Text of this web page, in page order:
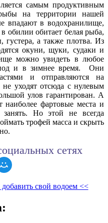
самым продуктивным
на территории нашей
впадают в водохранилище,
обилии обитает белая рыба,
густера, а также плотва. Из
окуни, щуки, судаки и
можно увидеть в любое
и в зимнее время. Они
и отправляются на
уходят отсюда с нулевым
улов гарантирован. А
фартовые места и
Но этой не всегда
трофей масса и скрыть
сетях
свой водоем <<